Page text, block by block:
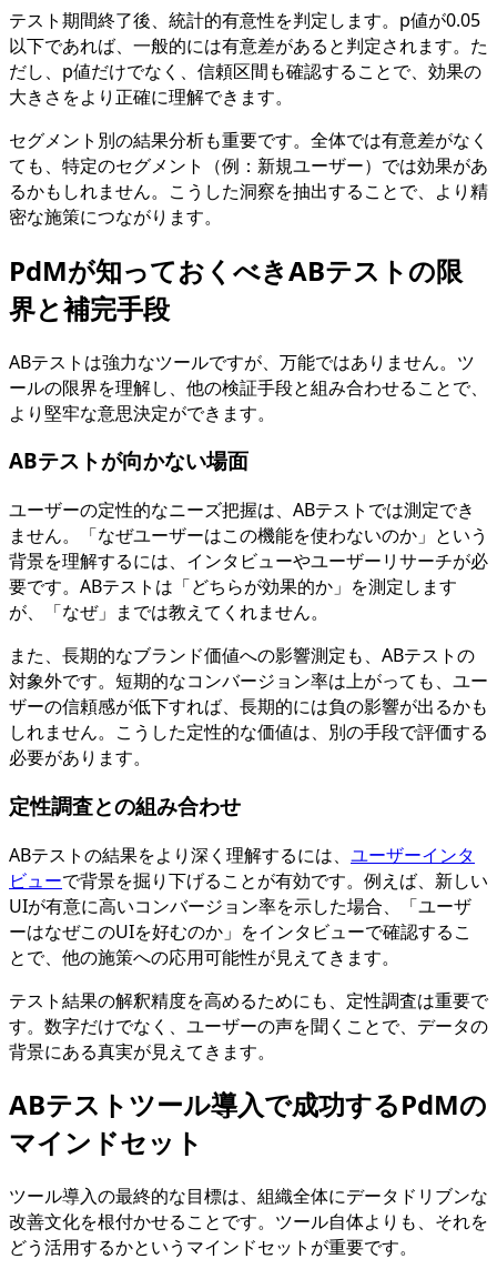
テスト期間終了後、統計的有意性を判定します。p値が0.05
以下であれば、一般的には有意差があると判定されます。た
だし、p値だけでなく、信頼区間も確認することで、効果の
大きさをより正確に理解できます。
セグメント別の結果分析も重要です。全体では有意差がなく
ても、特定のセグメント（例：新規ユーザー）では効果があ
るかもしれません。こうした洞察を抽出することで、より精
密な施策につながります。
PdMが知っておくべきABテストの限
界と補完手段
ABテストは強力なツールですが、万能ではありません。ツ
ールの限界を理解し、他の検証手段と組み合わせることで、
より堅牢な意思決定ができます。
ABテストが向かない場面
ユーザーの定性的なニーズ把握は、ABテストでは測定でき
ません。「なぜユーザーはこの機能を使わないのか」という
背景を理解するには、インタビューやユーザーリサーチが必
要です。ABテストは「どちらが効果的か」を測定します
が、「なぜ」までは教えてくれません。
また、長期的なブランド価値への影響測定も、ABテストの
対象外です。短期的なコンバージョン率は上がっても、ユー
ザーの信頼感が低下すれば、長期的には負の影響が出るかも
しれません。こうした定性的な価値は、別の手段で評価する
必要があります。
定性調査との組み合わせ
ABテストの結果をより深く理解するには、 ユーザーインタ
ビューで背景を掘り下げることが有効です。例えば、新しい
UIが有意に高いコンバージョン率を示した場合、「ユーザ
ーはなぜこのUIを好むのか」をインタビューで確認するこ
とで、他の施策への応用可能性が見えてきます。
テスト結果の解釈精度を高めるためにも、定性調査は重要で
す。数字だけでなく、ユーザーの声を聞くことで、データの
背景にある真実が見えてきます。
ABテストツール導入で成功するPdMの
マインドセット
ツール導入の最終的な目標は、組織全体にデータドリブンな
改善文化を根付かせることです。ツール自体よりも、それを
どう活用するかというマインドセットが重要です。